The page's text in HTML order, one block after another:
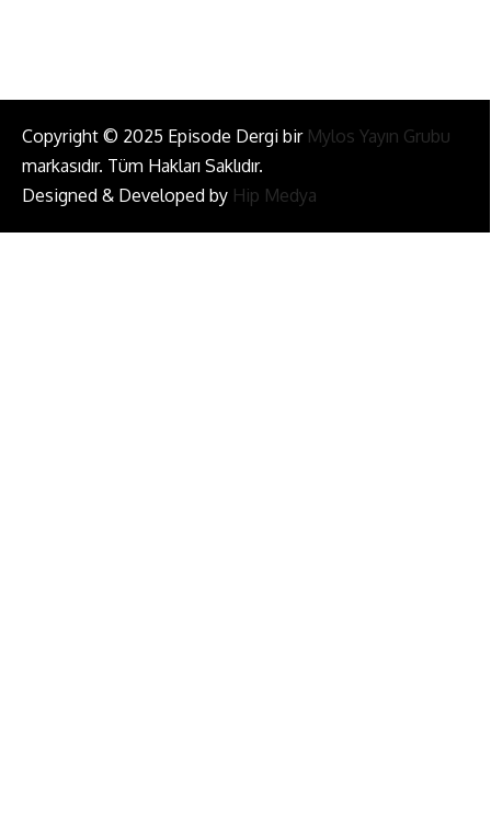
Copyright © 2025 Episode Dergi bir Mylos Yayın Grubu
markasıdır. Tüm Hakları Saklıdır.
Designed & Developed by Hip Medya